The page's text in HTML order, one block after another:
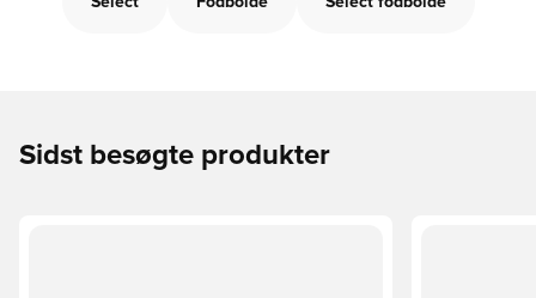
Sidst besøgte produkter